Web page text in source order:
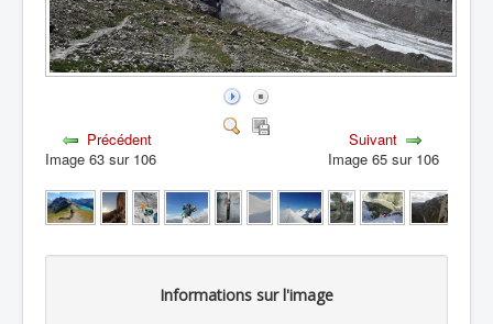
Précédent
Image 63 sur 106
Suivant
Image 65 sur 106
Informations sur l'image